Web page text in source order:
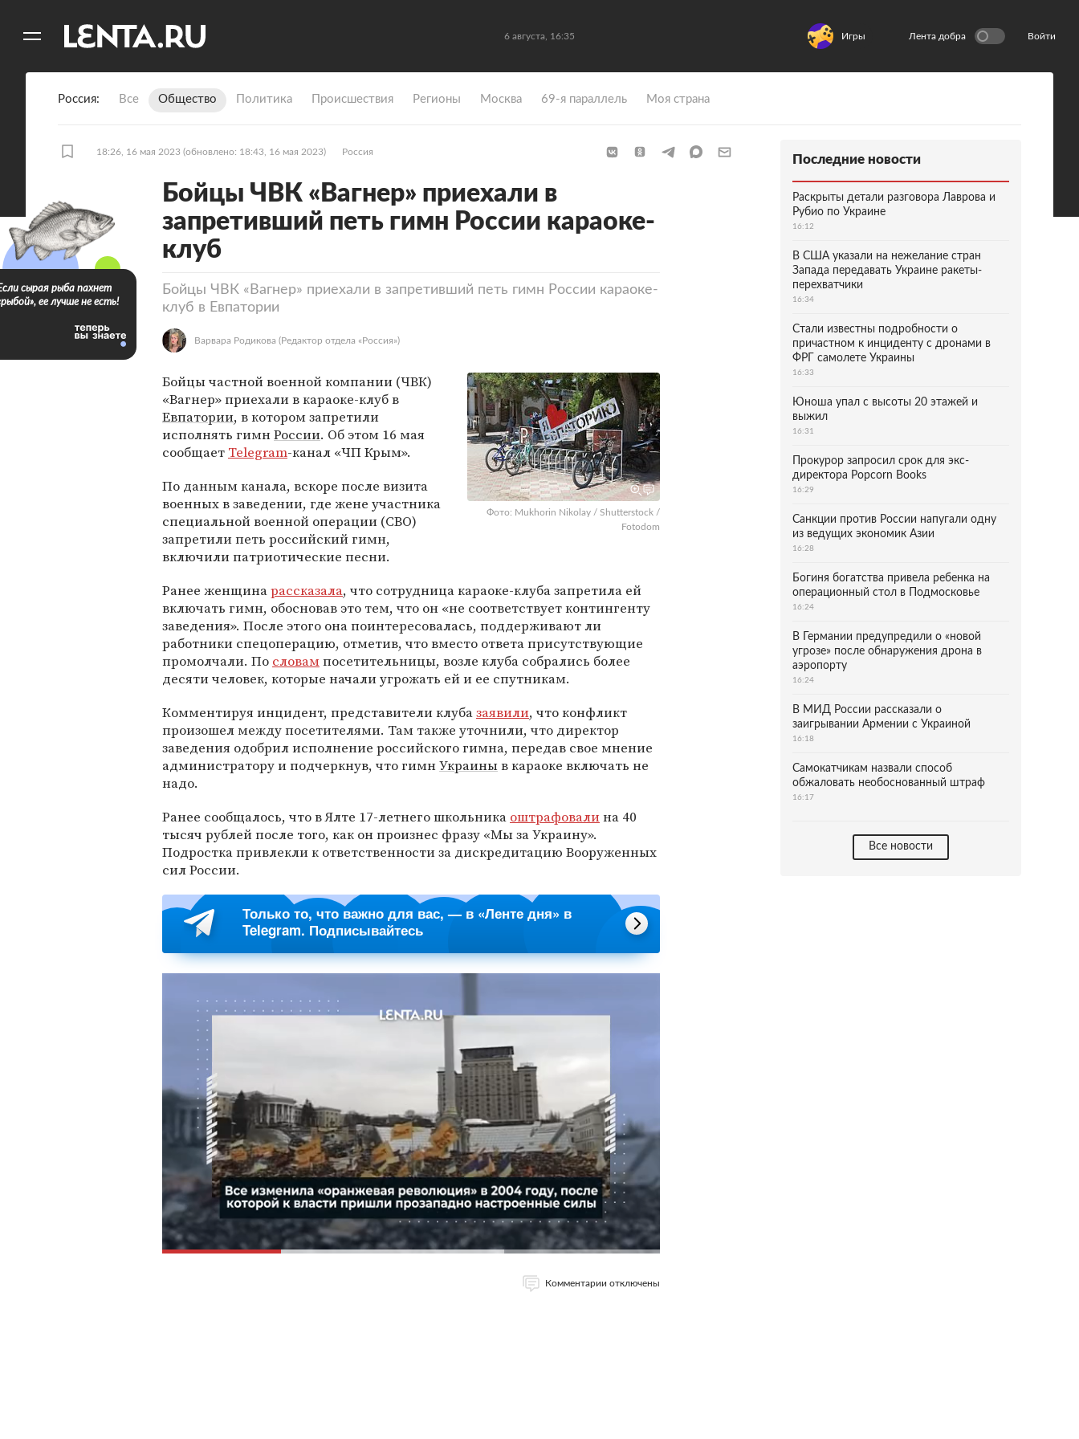
6 августа, 16:35 Игры Лента добра Войти
Россия Все Общество Политика Происшествия Регионы Москва 69-я параллель Моя страна
18:26, 16 мая 2023 (обновлено: 18:43, 16 мая 2023) Россия
Бойцы ЧВК «Вагнер» приехали в
запретивший петь гимн России караоке-
клуб
Бойцы ЧВК «Вагнер» приехали в запретивший петь гимн России караоке-
клуб в Евпатории
Варвара Родикова (Редактор отдела «Россия»)
Фото: Mukhorin Nikolay / Shutterstock /
Fotodom
Бойцы частной военной компании (ЧВК)
«Вагнер» приехали в караоке-клуб в
Евпатории, в котором запретили
исполнять гимнРоссии. Об этом 16 мая
сообщает Telegram-канал «ЧП Крым».
По данным канала, вскоре после визита
военных в заведении, где жене участника
специальной военной операции (СВО)
запретили петь российский гимн,
включили патриотические песни.
Ранее женщинарассказала, что сотрудница караоке-клуба запретила ей
включать гимн, обосновав это тем, что он «не соответствует контингенту
заведения». После этого она поинтересовалась, поддерживают ли
работники спецоперацию, отметив, что вместо ответа присутствующие
промолчали. По словампосетительницы, возле клуба собрались более
десяти человек, которые начали угрожать ей и ее спутникам.
Комментируя инцидент, представители клубазаявили, что конфликт
произошел между посетителями. Там также уточнили, что директор
заведения одобрил исполнение российского гимна, передав свое мнение
администратору и подчеркнув, что гимнУкраиныв караоке включать не
надо.
Ранее сообщалось, что в Ялте 17-летнего школьника оштрафовалина 40
тысяч рублей после того, как он произнес фразу «Мы за Украину».
Подростка привлекли к ответственности за дискредитацию Вооруженных
сил России.
Только то, что важно для вас, — в «Ленте дня» в
Telegram. Подписывайтесь
Комментарии отключены
сырая рыба пахнет
ее лучше не есть!
Последние новости
Раскрыты детали разговора Лаврова и
Рубио по Украине
16:12
В США указали на нежелание стран
Запада передавать Украине ракеты-
перехватчики
16:34
Стали известны подробности о
причастном к инциденту с дронами в
ФРГ самолете Украины
16:33
Юноша упал с высоты 20 этажей и
выжил
16:31
Прокурор запросил срок для экс-
директора Popcorn Books
16:29
Санкции против России напугали одну
из ведущих экономик Азии
16:28
Богиня богатства привела ребенка на
операционный стол в Подмосковье
16:24
В Германии предупредили о «новой
угрозе» после обнаружения дрона в
аэропорту
16:24
В МИД России рассказали о
заигрывании Армении с Украиной
16:18
Самокатчикам назвали способ
обжаловать необоснованный штраф
16:17
Все новости